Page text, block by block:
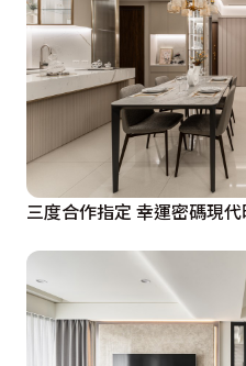
三度合作指定 幸運密碼現